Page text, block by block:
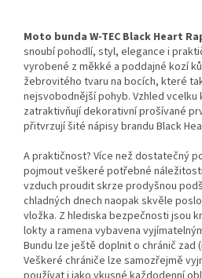
Moto bunda W-TEC Black Heart
snoubí pohodlí, styl, elegance i
vyrobené z měkké a poddajné kozí
žebrovitého tvaru na bocích, které
nejsvobodnější pohyb. Vzhled
zatraktivňují dekorativní prošívané
přitvrzují šité nápisy brandu Black
A praktičnost? Více než dostatečný
pojmout veškeré potřebné
vzduch proudit skrze prodyšnou
chladných dnech naopak skvěle
vložka. Z hlediska bezpečnosti jsou
lokty a ramena vybavena
Bundu lze ještě doplnit o chránič zad
Veškeré chrániče lze samozřejmě